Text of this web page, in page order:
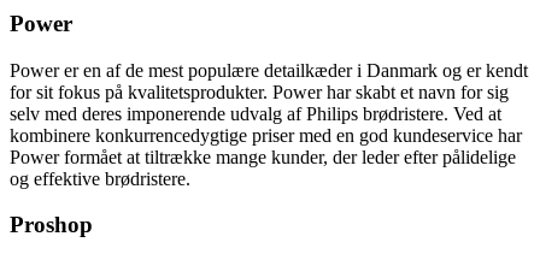
Power
Power er en af de mest populære detailkæder i Danmark og er kendt
for sit fokus på kvalitetsprodukter. Power har skabt et navn for sig
selv med deres imponerende udvalg af Philips brødristere. Ved at
kombinere konkurrencedygtige priser med en god kundeservice har
Power formået at tiltrække mange kunder, der leder efter pålidelige
og effektive brødristere.
Proshop